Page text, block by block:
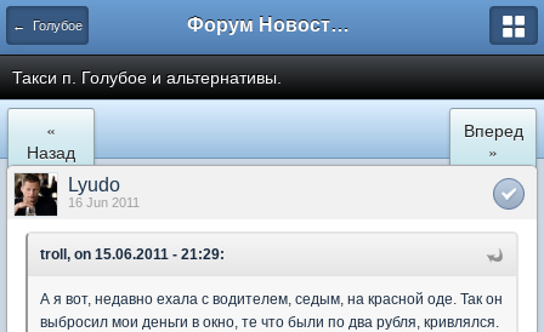
← Голубое Форум Новостройки
Такси п. Голубое и альтернативы.
«
Назад
Вперед
»
Lyudo
16 Jun 2011
troll, on 15.06.2011 - 21:29:
А я вот, недавно ехала с водителем, седым, на красной оде. Так он
выбросил мои деньги в окно, те что были по два рубля, кривлялся.